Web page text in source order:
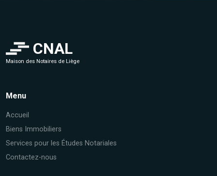
CNAL
Maison des Notaires de Liège
Menu
Accueil
Biens Immobiliers
Services pour les Études Notariales
Contactez-nous